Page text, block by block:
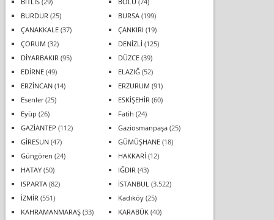
BURDUR (25) BURSA(199)
ÇANAKKALE(37) ÇANKIRI (19)
ÇORUM (32) DENİZLİ (125)
DİYARBAKIR (95) DÜZCE(39)
EDİRNE(49) ELAZIĞ(52)
ERZİNCAN(14) ERZURUM (91)
Esenler(25) ESKİŞEHİR (60)
Eyüp (26) Fatih (24)
GAZİANTEP (112) Gaziosmanpaşa(25)
GİRESUN(47) GÜMÜŞHANE(18)
Güngören (24) HAKKARİ (12)
HATAY(50) IĞDIR (43)
ISPARTA(82) İSTANBUL (3.522)
İZMİR (551) Kadıköy(25)
KAHRAMANMARAŞ(33) KARABÜK(40)